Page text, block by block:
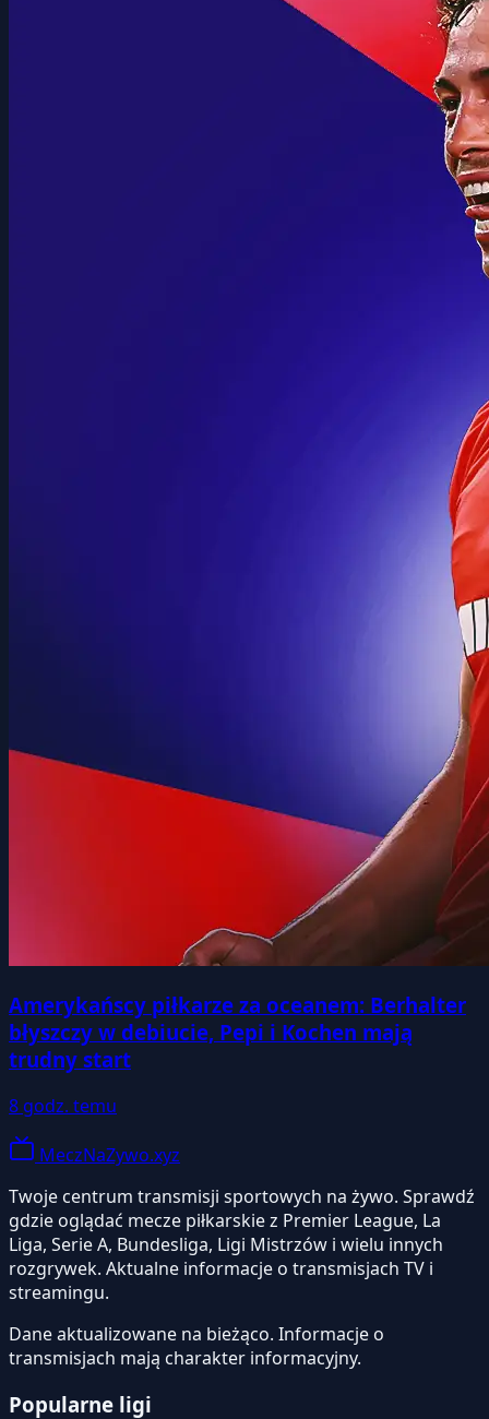
Amerykańscy piłkarze za oceanem: Berhalter
błyszczy w debiucie, Pepi i Kochen mają
trudny start
8 godz. temu
MeczNaZywo.xyz
Twoje centrum transmisji sportowych na żywo. Sprawdź
gdzie oglądać mecze piłkarskie z Premier League, La
Liga, Serie A, Bundesliga, Ligi Mistrzów i wielu innych
rozgrywek. Aktualne informacje o transmisjach TV i
streamingu.
Dane aktualizowane na bieżąco. Informacje o
transmisjach mają charakter informacyjny.
Popularne ligi